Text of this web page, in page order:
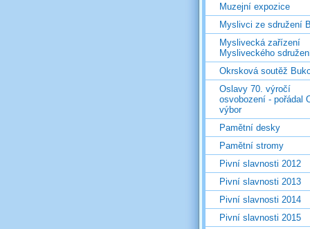
Muzejní expozice
Myslivci ze sdružení
Myslivecká zařízení
Mysliveckého
Okrsková soutěž
Oslavy 70. výročí
osvobození - pořádal
výbor
Pamětní desky
Pamětní stromy
Pivní slavnosti 2012
Pivní slavnosti 2013
Pivní slavnosti 2014
Pivní slavnosti 2015